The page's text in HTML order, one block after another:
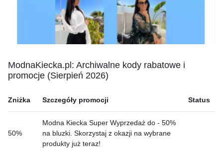
ModnaKiecka.pl: Archiwalne kody rabatowe i
promocje (Sierpień 2026)
Zniżka Szczegóły promocji Status
50%
Modna Kiecka Super Wyprzedaż do - 50%
na bluzki. Skorzystaj z okazji na wybrane
produkty już teraz!